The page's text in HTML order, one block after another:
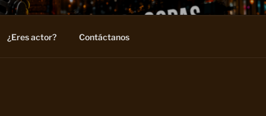
¿Eres actor? Contáctanos